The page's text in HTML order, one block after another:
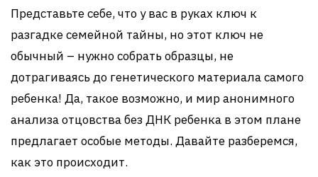
Представьте себе, что у вас в руках ключ к
разгадке семейной тайны, но этот ключ не
обычный – нужно собрать образцы, не
дотрагиваясь до генетического материала самого
ребенка! Да, такое возможно, и мир анонимного
анализа отцовства без ДНК ребенка в этом плане
предлагает особые методы. Давайте разберемся,
как это происходит.